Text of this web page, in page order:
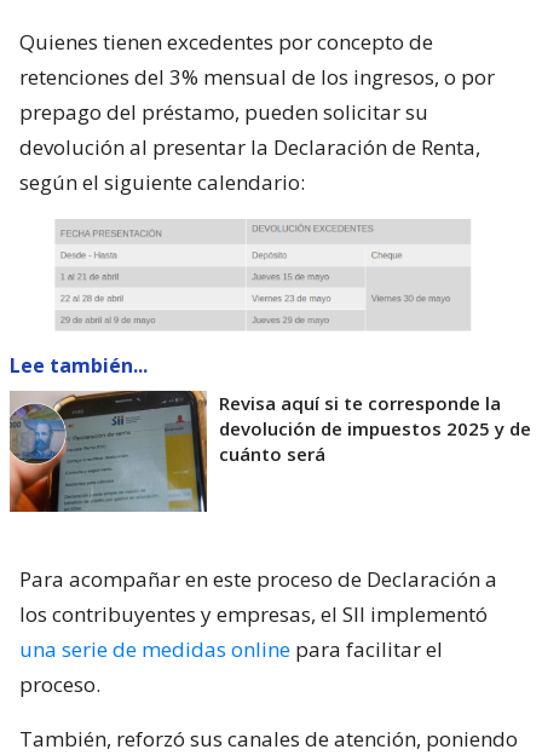
Quienes tienen excedentes por concepto de
retenciones del 3% mensual de los ingresos, o por
prepago del préstamo, pueden solicitar su
devolución al presentar la Declaración de Renta,
según el siguiente calendario:
Lee también...
Revisa aquí si te corresponde la
devolución de impuestos 2025 y de
cuánto será
Para acompañar en este proceso de Declaración a
los contribuyentes y empresas, el SII implementó
una serie de medidas online para facilitar el
proceso.
También, reforzó sus canales de atención, poniendo